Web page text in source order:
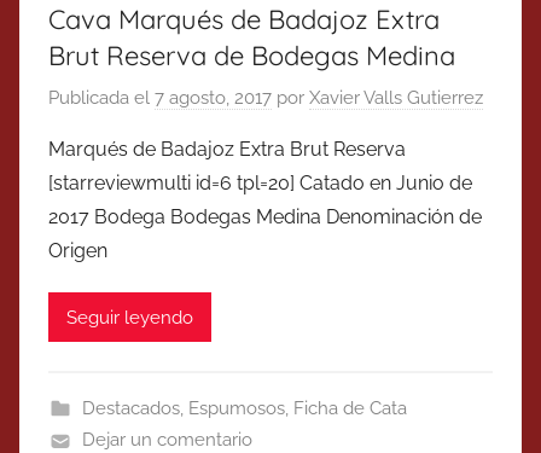
Cava Marqués de Badajoz Extra
Brut Reserva de Bodegas Medina
Publicada el 7 agosto, 2017 por Xavier Valls Gutierrez
Marqués de Badajoz Extra Brut Reserva
[starreviewmulti id=6 tpl=20] Catado en Junio de
2017 Bodega Bodegas Medina Denominación de
Origen
Seguir leyendo
Destacados, Espumosos, Ficha de Cata
Dejar un comentario